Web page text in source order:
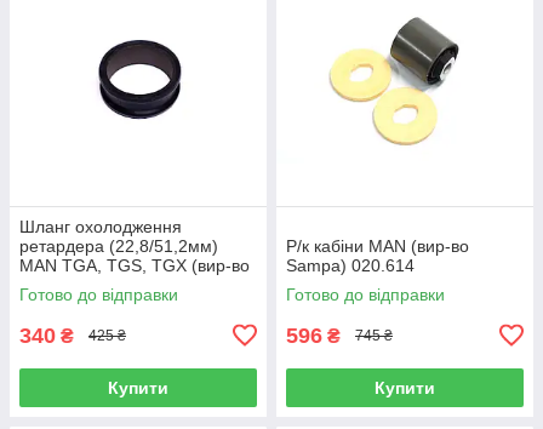
Шланг охолодження
ретардера (22,8/51,2мм)
MAN TGA, TGS, TGX (вир-во
Sampa) 023.258
Готово до відправки
340 ₴ 425 ₴
Купити
Р/к кабіни MAN (вир-во
Sampa) 020.614
Готово до відправки
596 ₴ 745 ₴
Купити